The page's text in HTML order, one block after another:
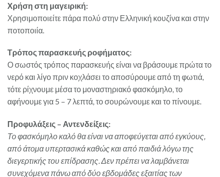
Χρήση στη μαγειρική:
Χρησιμοποιείτε πάρα πολύ στην Ελληνική κουζίνα και στην
ποτοποιία.
Τρόπος παρασκευής ροφήματος:
Ο σωστός τρόπος παρασκευής είναι να βράσουμε πρώτα το
νερό και λίγο πριν κοχλάσει το αποσύρουμε από τη φωτιά,
τότε ρίχνουμε μέσα το μοναστηριακό φασκόμηλο, το
αφήνουμε για 5 – 7 λεπτά, το σουρώνουμε και το πίνουμε.
Προφυλάξεις – Αντενδείξεις:
Το φασκόμηλο καλό θα είναι να αποφεύγεται από εγκύους,
από άτομα υπερτασικά καθώς και από παιδιά λόγω της
διεγερτικής του επίδρασης. Δεν πρέπει να λαμβάνεται
συνεχόμενα πάνω από δύο εβδομάδες εξαιτίας των